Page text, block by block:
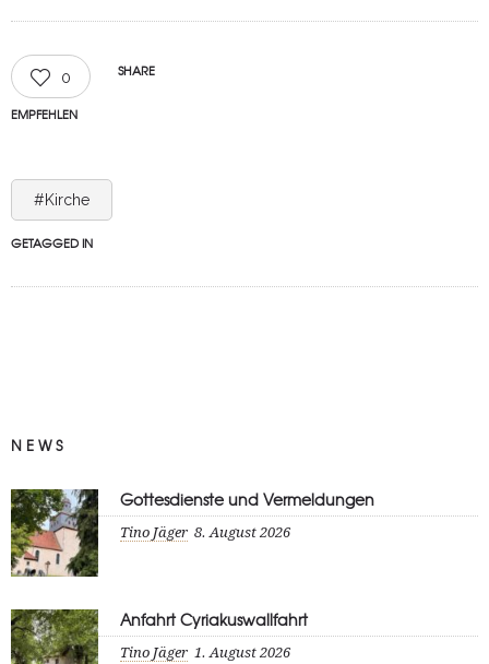
0
EMPFEHLEN
SHARE
#Kirche
GETAGGED IN
NEWS
Gottesdienste und Vermeldungen
Tino Jäger 8. August 2026
Anfahrt Cyriakuswallfahrt
Tino Jäger 1. August 2026